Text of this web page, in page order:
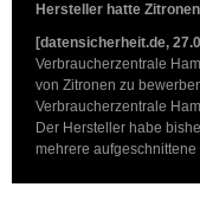
Hersteller hatte
[datensicherheit.de,
Verbraucherzentrale
von Zitronen zu
Verbraucherzentrale
Der Hersteller habe
mehrere